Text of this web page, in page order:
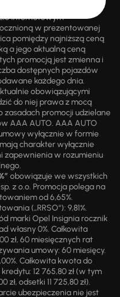
wybranych pojazdów
internetowym
w prezentowanej
pomiędzy najniższą ceną
a jego aktualną ceną
promocją jest zmienna i
dostępnych pojazdów
każdego dnia.
obowiązującymi
do niej prawa z mocą
zasadach promocji udzielane
AAA AUTO. AAA AUTO
wyłącznie w formie
charakter wyłącznie
zapewnienia w rozumieniu
obowiązuje we wszystkich
z o.o. Promocja polega na
od 6,65%.
(„RRSO“): 9,81%.
marki Opel Insignia rocznik
własny 0%. Całkowita
zł, 60 miesięcznych rat
umowy: 60 miesięcy.
Całkowita kwota do
12 765,80 zł (w tym
odsetki 11 725,80 zł).
ubezpieczenia nie jest